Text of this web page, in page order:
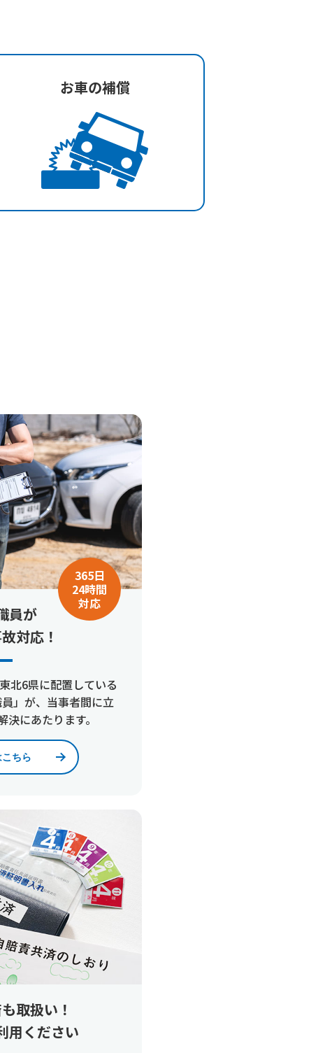
お車の補償
365日
24時間
対応
員が
対応！
北6県に配置している
員」が、当事者間に立
決にあたります。
ちら
取扱い！
用ください